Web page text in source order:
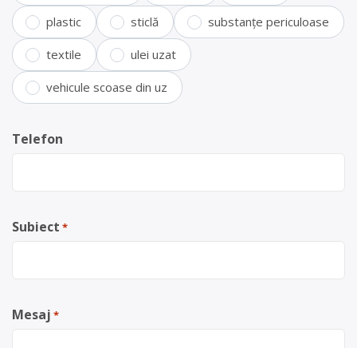
plastic sticlă substanțe periculoase
textile ulei uzat
vehicule scoase din uz
Telefon
Subiect *
Mesaj *